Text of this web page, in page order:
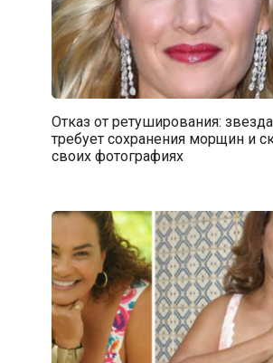
Отказ от ретуширования:
требует сохранения морщин и
своих фотографиях